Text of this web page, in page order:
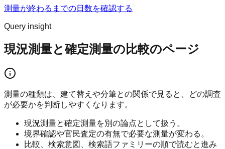
測量が終わるまでの日数を確認する
Query insight
現況測量と確定測量の比較のページ
測量の種類は、建て替えや分筆との関係で見ると、どの調査
が必要かを判断しやすくなります。
現況測量と確定測量を別の論点として扱う。
境界確認や官民査定の有無で必要な測量が変わる。
比較、検索意図、検索語ファミリーの順で読むと進み